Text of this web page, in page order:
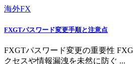
海外FX
FXGTパスワード変更手順と注意点
FXGTパスワード変更の重要性
クセスや情報漏洩を未然に防ぐ ...